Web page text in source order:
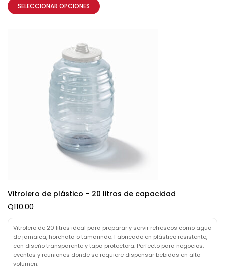
SELECCIONAR OPCIONES
Vitrolero de plástico – 20 litros de capacidad
Q110.00
Vitrolero de 20 litros ideal para preparar y servir refrescos como agua
de jamaica, horchata o tamarindo. Fabricado en plástico resistente,
con diseño transparente y tapa protectora. Perfecto para negocios,
eventos y reuniones donde se requiere dispensar bebidas en alto
volumen.